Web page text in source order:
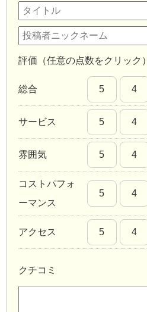
評価（任意の点数をクリック）
総合 5 4
サービス 5 4
雰囲気 5 4
コストパフォ
ーマンス
5 4
アクセス 5 4
クチコミ